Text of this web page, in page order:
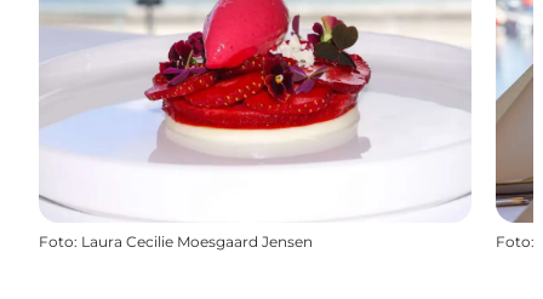
Foto: Laura Cecilie Moesgaard Jensen Foto: